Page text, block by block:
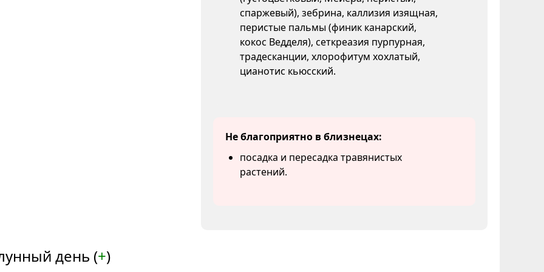
спаржевый), зебрина, каллизия изящная,
перистые пальмы (финик канарский,
кокос Ведделя), сеткреазия пурпурная,
традесканции, хлорофитум хохлатый,
цианотис кьюсский.
Не благоприятно в близнецах:
посадка и пересадка травянистых
растений.
день (+)